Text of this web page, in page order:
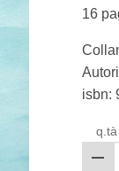
16
isbn:
q.tà